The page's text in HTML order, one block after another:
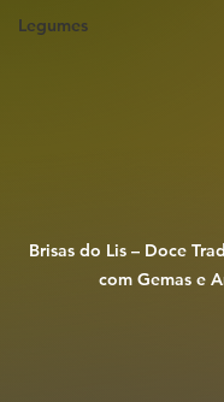
Legumes
Brisas do Lis – Doce
com Gemas e